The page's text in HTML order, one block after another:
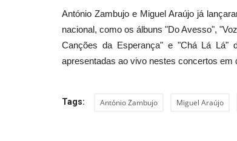
António Zambujo e Miguel Araújo já
nacional, como os álbuns "Do Avesso",
Canções da Esperança" e "Chá Lá Lá"
apresentadas ao vivo nestes concertos em
Tags: António Zambujo Miguel Araújo